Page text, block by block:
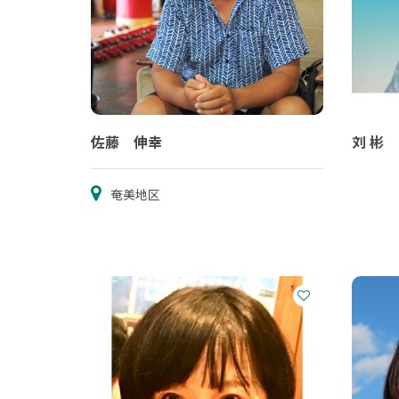
佐藤 伸幸
奄美地区
刘 彬